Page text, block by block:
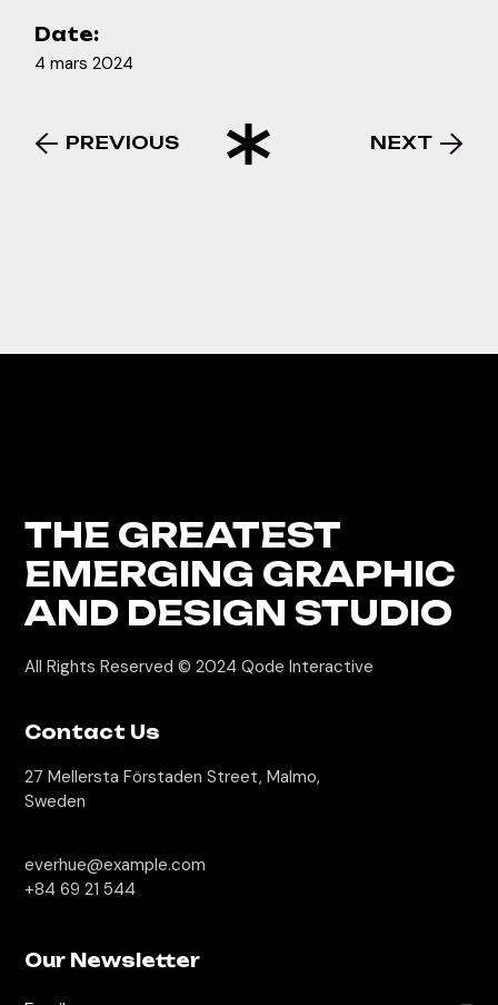
Date:
4 mars 2024
PREVIOUS NEXT
THE GREATEST
EMERGING GRAPHIC
AND DESIGN STUDIO
All Rights Reserved © 2024Qode Interactive
Contact Us
27 Mellersta Förstaden Street, Malmo,
Sweden
everhue@example.com
+84 69 21 544
Our Newsletter